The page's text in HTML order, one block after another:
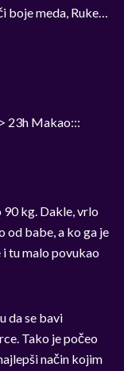
boje meda, Ruke…
23h Makao:::
90 kg. Dakle, vrlo
od babe, a ko ga je
tu malo povukao
da se bavi
Tako je počeo
način kojim